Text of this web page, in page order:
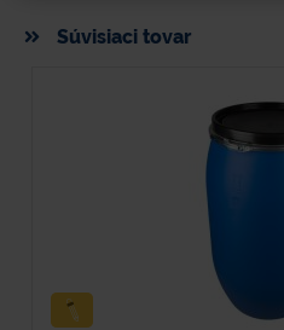
Súvisiaci tovar